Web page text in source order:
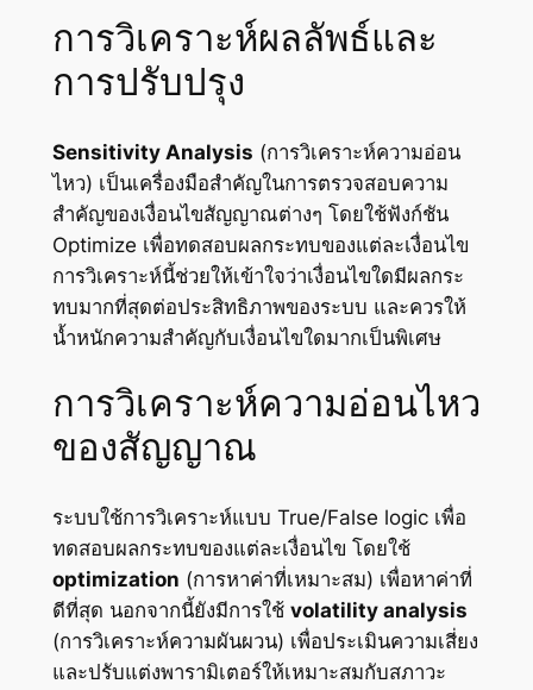
การวิเคราะห์ผลลัพธ์และ
การปรับปรุง
Sensitivity Analysis (การวิเคราะห์ความอ่อน
ไหว) เป็นเครื่องมือสำคัญในการตรวจสอบความ
สำคัญของเงื่อนไขสัญญาณต่างๆ โดยใช้ฟังก์ชัน
Optimize เพื่อทดสอบผลกระทบของแต่ละเงื่อนไข
การวิเคราะห์นี้ช่วยให้เข้าใจว่าเงื่อนไขใดมีผลกระ
ทบมากที่สุดต่อประสิทธิภาพของระบบ และควรให้
น้ำหนักความสำคัญกับเงื่อนไขใดมากเป็นพิเศษ
การวิเคราะห์ความอ่อนไหว
ของสัญญาณ
ระบบใช้การวิเคราะห์แบบ True/False logic เพื่อ
ทดสอบผลกระทบของแต่ละเงื่อนไข โดยใช้
optimization (การหาค่าที่เหมาะสม) เพื่อหาค่าที่
ดีที่สุด นอกจากนี้ยังมีการใช้ volatility analysis
(การวิเคราะห์ความผันผวน) เพื่อประเมินความเสี่ยง
และปรับแต่งพารามิเตอร์ให้เหมาะสมกับสภาวะ